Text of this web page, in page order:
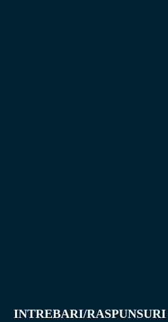
INTREBARI/RASPUNSURI